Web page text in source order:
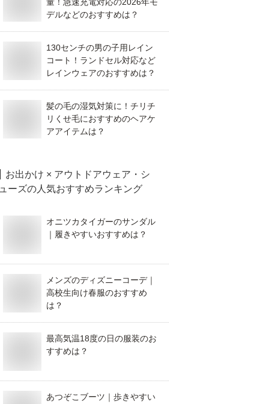
デルなどのおすすめは？
130センチの男の子用レイン
コート！ランドセル対応など
レインウェアのおすすめは？
髪の毛の湿気対策に！チリチ
リくせ毛におすすめのヘアケ
アアイテムは？
お出かけ × アウトドアウェア・シ
ューズの人気おすすめランキング
オニツカタイガーのサンダル
｜履きやすいおすすめは？
メンズのディズニーコーデ｜
高校生向け春服のおすすめ
は？
最高気温18度の日の服装のお
すすめは？
あつぞこブーツ｜歩きやすい